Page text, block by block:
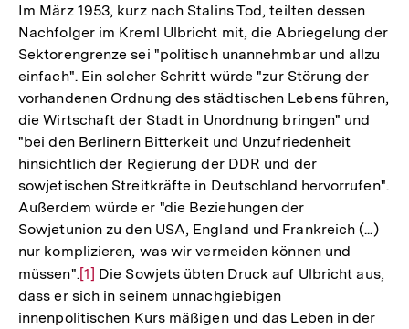
Im März 1953, kurz nach Stalins Tod, teilten dessen
Nachfolger im Kreml Ulbricht mit, die Abriegelung der
Sektorengrenze sei "politisch unannehmbar und allzu
einfach". Ein solcher Schritt würde "zur Störung der
vorhandenen Ordnung des städtischen Lebens führen,
die Wirtschaft der Stadt in Unordnung bringen" und
"bei den Berlinern Bitterkeit und Unzufriedenheit
hinsichtlich der Regierung der DDR und der
sowjetischen Streitkräfte in Deutschland hervorrufen".
Außerdem würde er "die Beziehungen der
Sowjetunion zu den USA, England und Frankreich (...)
nur komplizieren, was wir vermeiden können und
müssen".Zur
Auflösung
der
[1] Die Sowjets übten Druck auf Ulbricht aus,
dass er sich in seinem unnachgiebigen
innenpolitischen Kurs mäßigen und das Leben in der